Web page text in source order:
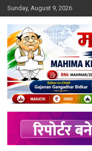
Skip
to
content
Sunday, August 9, 2026